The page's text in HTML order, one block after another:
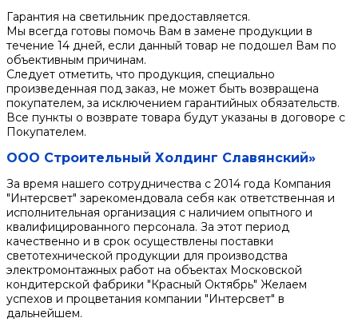
Гарантия на светильник предоставляется.
Мы всегда готовы помочь Вам в замене продукции в
течение 14 дней, если данный товар не подошел Вам по
объективным причинам.
Следует отметить, что продукция, специально
произведенная под заказ, не может быть возвращена
покупателем, за исключением гарантийных обязательств.
Все пункты о возврате товара будут указаны в договоре с
Покупателем.
ООО Строительный Холдинг Славянский»
За время нашего сотрудничества с 2014 года Компания
"Интерсвет" зарекомендовала себя как ответственная и
исполнительная организация с наличием опытного и
квалифицированного персонала. За этот период
качественно и в срок осуществлены поставки
светотехнической продукции для производства
электромонтажных работ на объектах Московской
кондитерской фабрики "Красный Октябрь" Желаем
успехов и процветания компании "Интерсвет" в
дальнейшем.